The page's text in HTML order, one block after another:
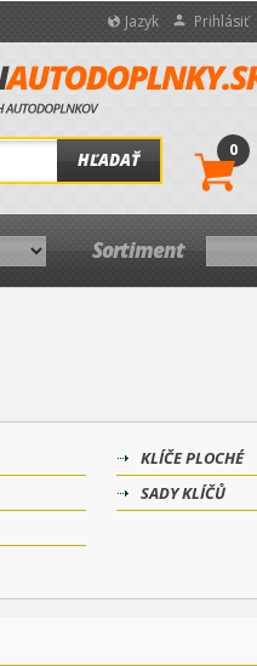
Jazyk Prihlásiť
HĽADAŤ 0
Sortiment
KLÍČE PLOCHÉ
SADY KLÍČŮ